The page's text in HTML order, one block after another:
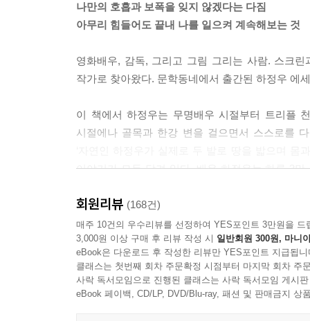
나만의 호흡과 보폭을 잊지 않겠다는 다짐
아무리 힘들어도 끝내 나를 일으켜 계속해보는 것
영화배우, 감독, 그리고 그림 그리는 사람. 스크
작가로 찾아왔다. 문학동네에서 출간된 하정우 에
이 책에서 하정우는 무명배우 시절부터 트리플
시절에나 골목과 한강 변을 걸으면서 스스로를
이야기가 모두 담겨 있다. 배우 하정우는 하루 3
전파하여 ‘걷기학교 교장선생님’ ‘걷기 교주’로도 불
그는 강남에서 홍대까지 편도 1만 6천 보 정도면
킬로미터’가 아니라 ‘도보로 편도 몇 분’이 더 익
‘걷기’란 단순한 운동이 아니라, 숨쉬고 명상하고
회원리뷰 (168건)
매주 10건의 우수리뷰를 선정하여 YES포인트 3만원을 드
3,000원 이상 구매 후 리뷰 작성 시 일반회원 300원, 마니
eBook은 다운로드 후 작성한 리뷰만 YES포인트 지급됩니
클래스는 첫번째 회차 주문확정 시점부터 마지막 회차 주
사락 독서모임으로 진행된 클래스는 사락 독서모임 게시
eBook 페이백, CD/LP, DVD/Blu-ray, 패션 및 판매금지 상